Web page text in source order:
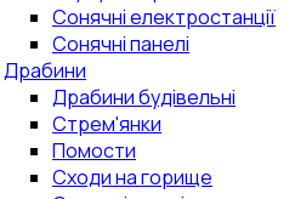
Сонячні електростанції
Сонячні панелі
Драбини
Драбини будівельні
Стрем'янки
Помости
Сходи на горище